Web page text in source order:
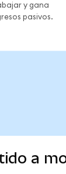
y gana
pasivos.
a